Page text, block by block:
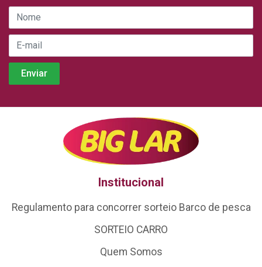
Institucional
Regulamento para concorrer sorteio Barco de pesca
SORTEIO CARRO
Quem Somos